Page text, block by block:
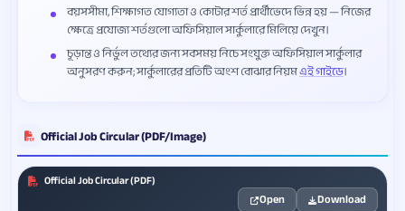
বয়সসীমা, শিক্ষাগত যোগ্যতা ও কোটার শর্ত প্রার্থীভেদে ভিন্ন হয় — নিজের
ক্ষেত্রে প্রযোজ্য শর্তগুলো অফিসিয়াল সার্কুলারে মিলিয়ে দেখুন।
চূড়ান্ত ও নির্ভুল তথ্যের জন্য সবসময় নিচে সংযুক্ত অফিসিয়াল সার্কুলার
অনুসরণ করুন; সার্কুলারের প্রতিটি অংশ বোঝার নিয়মএই গাইডে।
Official Job Circular (PDF/Image)
Official Job Circular (PDF)
Open Download